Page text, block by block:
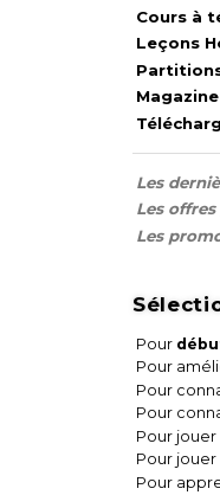
Cours à
Leçons
Les
Les
Les
Pour
Pour
Pour
Pour
Pour jouer
Pour jouer
Pour